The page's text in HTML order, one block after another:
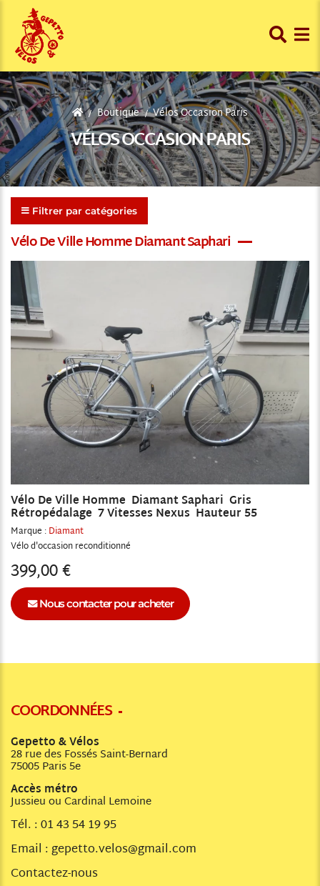
Boutique Vélos Occasion Paris
VÉLOS OCCASION PARIS
Vélo De Ville Homme Diamant Saphari
Vélo De Ville Homme Diamant Saphari Gris
Rétropédalage 7 Vitesses Nexus Hauteur 55
Marque :Diamant
Vélo
reconditionné
399,00 €
Nous contacter pour acheter
Filtrer par catégories
COORDONNÉES
Gepetto & Vélos
28 rue des Fossés Saint-Bernard
75005 Paris 5e
Accès métro
Jussieu ou Cardinal Lemoine
Tél. :01 43 54 19 95
Email :gepetto.velos@gmail.com
Contactez-nous